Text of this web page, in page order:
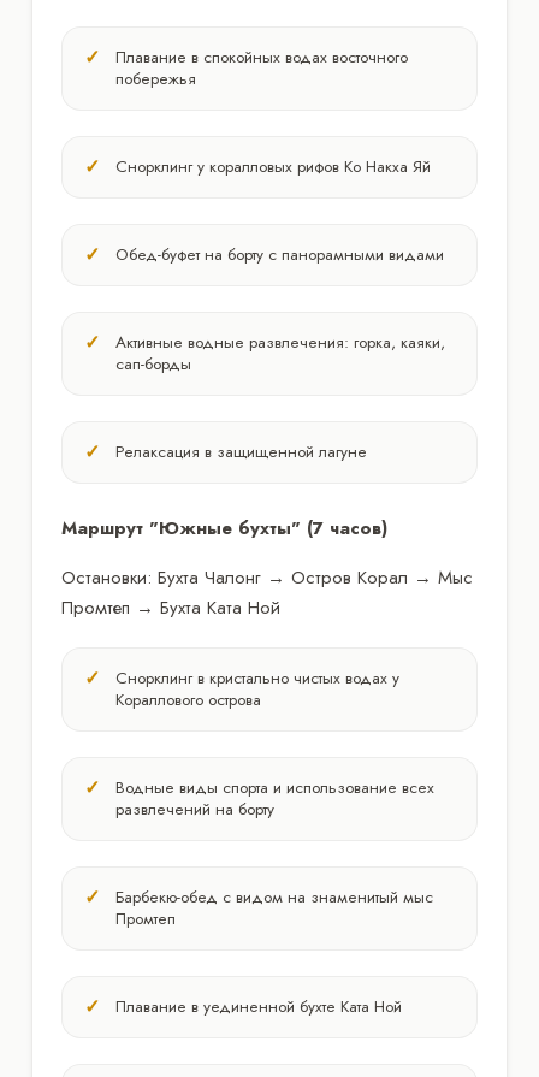
Плавание в спокойных водах восточного
побережья
Снорклинг у коралловых рифов Ко Накха Яй
Обед-буфет на борту с панорамными видами
Активные водные развлечения: горка, каяки,
сап-борды
Релаксация в защищенной лагуне
Маршрут "Южные бухты" (7 часов)
Остановки: Бухта Чалонг → Остров Корал → Мыс
Промтеп → Бухта Ката Ной
Снорклинг в кристально чистых водах у
Кораллового острова
Водные виды спорта и использование всех
развлечений на борту
Барбекю-обед с видом на знаменитый мыс
Промтеп
Плавание в уединенной бухте Ката Ной